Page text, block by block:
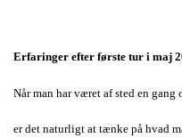
Erfaringer efter første tur i maj
Når man har været af sted en gang
er det naturligt at tænke på hvad